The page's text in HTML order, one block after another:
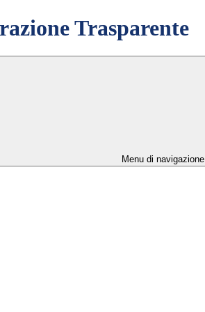
Trasparente
Menu di navigazione